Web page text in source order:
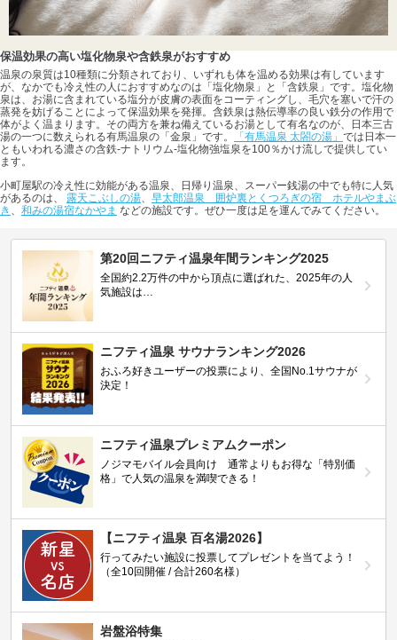
保温効果の高い塩化物泉や含鉄泉がおすすめ
温泉の泉質は10種類に分類されており、いずれも体を温める効果は有しています
が、なかでも冷え性の人におすすめなのは「塩化物泉」と「含鉄泉」です。塩化物
泉は、お湯に含まれている塩分が皮膚の表面をコーティングし、毛穴を塞いで汗の
蒸発を妨げることによって保温効果を発揮。含鉄泉は熱伝導率の良い鉄分の作用で
体がよく温まります。その両方を兼ね備えているお湯として有名なのが、日本三古
湯の一つに数えられる有馬温泉の「金泉」です。
「有馬温泉 太閤の湯」 では日本一
ともいわれる濃さの含鉄-ナトリウム-塩化物強塩泉を100％かけ流しで提供してい
ます。
小町屋駅の冷え性に効能がある温泉、日帰り温泉、スーパー銭湯の中でも特に人気
があるのは、 露天こぶしの湯、 早太郎温泉 囲炉裏とくつろぎの宿 ホテルやまぶ
き 、 和みの湯宿なかやま などの施設です。ぜひ一度は足を運んでみてください。
第20回ニフティ温泉年間ランキング2025
全国約2.2万件の中から頂点に選ばれた、2025年の人
気施設は…
ニフティ温泉 サウナランキング2026
おふろ好きユーザーの投票により、全国No.1サウナが
決定！
ニフティ温泉プレミアムクーポン
ノジマモバイル会員向け 通常よりもお得な「特別価
格」で人気の温泉を満喫できる！
【ニフティ温泉 百名湯2026】
行ってみたい施設に投票してプレゼントを当てよう！
（全10回開催 / 合計260名様）
岩盤浴特集